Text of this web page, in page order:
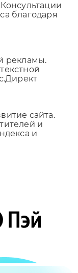
благодаря
рекламы.
сайта.
и
и